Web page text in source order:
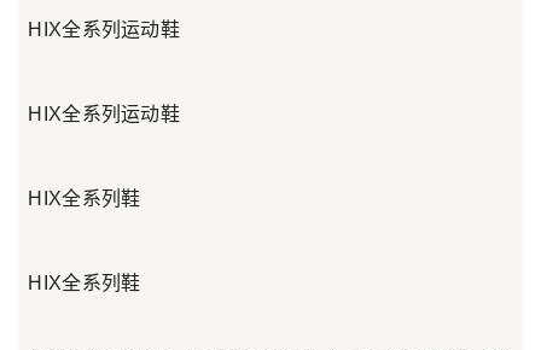
HIX全系列运动鞋
HIX全系列运动鞋
HIX全系列鞋
HIX全系列鞋